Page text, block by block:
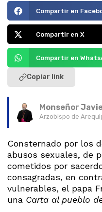
Compartir en
Compartir en X
Compartir en
Copiar link
Monseñor
Arzobispo de
Consternado por los
abusos sexuales, de
cometidos por
consagradas, en
vulnerables, el papa
una Carta al pueblo